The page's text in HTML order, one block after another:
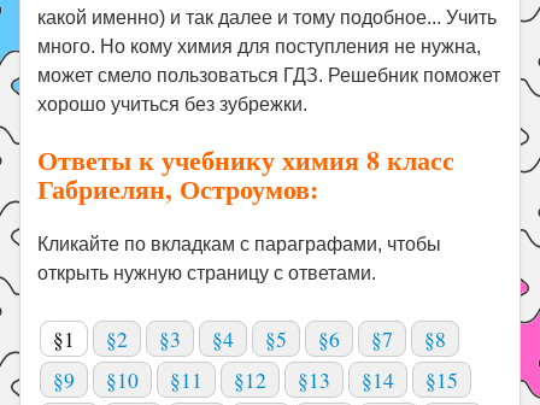
какой именно) и так далее и тому подобное... Учить
много. Но кому химия для поступления не нужна,
может смело пользоваться ГДЗ. Решебник поможет
хорошо учиться без зубрежки.
Ответы к учебнику химия 8 класс
Габриелян, Остроумов:
Кликайте по вкладкам с параграфами, чтобы
открыть нужную страницу с ответами.
§1 §2 §3 §4 §5 §6 §7
§8
§9
§10 §11 §12 §13 §14
§15